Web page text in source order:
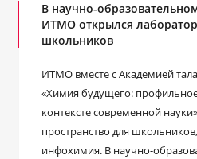
В научно-
ИТМО открылся
школьников
ИТМО вместе с Академией
«Химия будущего:
контексте современной
пространство для
инфохимия. В научно-